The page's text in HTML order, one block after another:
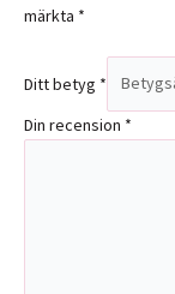
märkta *
Ditt betyg *
Din recension *